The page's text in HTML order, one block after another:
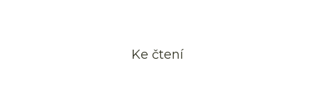
Ke čtení